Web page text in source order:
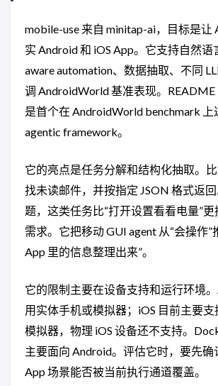
mobile-use 来自 minitap-ai，目标是让
实 Android 和 iOS App。它支持自然
aware automation、数据抽取、不同
调 AndroidWorld 基准表现。README
是首个在 AndroidWorld benchmark 上
agentic framework。
它的亮点是任务分解和结构化抽取。
找未读邮件，并按指定 JSON 格式返
题，这类任务比“打开设置看看电量”
需求。它把移动 GUI agent 从“会操作”
App 里的信息整理出来”。
它的限制主要在设备支持和运行环境
用实体手机或模拟器；iOS 目前主要支
模拟器，物理 iOS 设备还不支持。
主要面向 Android。评估它时，要先确
App 场景能否被当前执行通道覆盖。